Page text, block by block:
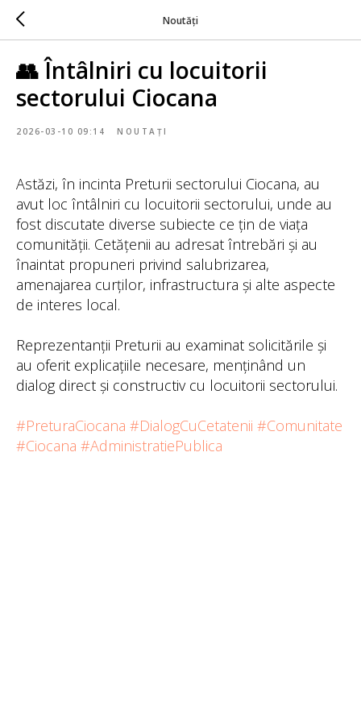
Noutăți
👥 Întâlniri cu locuitorii
sectorului Ciocana
2026-03-10 09:14 NOUTAȚI
Astăzi, în incinta Preturii sectorului Ciocana, au
avut loc întâlniri cu locuitorii sectorului, unde au
fost discutate diverse subiecte ce țin de viața
comunității. Cetățenii au adresat întrebări și au
înaintat propuneri privind salubrizarea,
amenajarea curților, infrastructura și alte aspecte
de interes local.
Reprezentanții Preturii au examinat solicitările și
au oferit explicațiile necesare, menținând un
dialog direct și constructiv cu locuitorii sectorului.
#PreturaCiocana #DialogCuCetatenii #Comunitate
#Ciocana #AdministratiePublica